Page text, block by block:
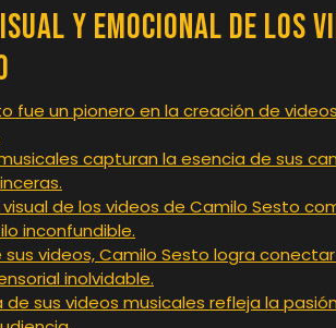
y Emocional de los
fue un pionero en la creación de
capturan la esencia de sus
de los videos de Camilo Sesto
inconfundible.
sus videos, Camilo Sesto logra
inolvidable.
de sus videos musicales refleja la